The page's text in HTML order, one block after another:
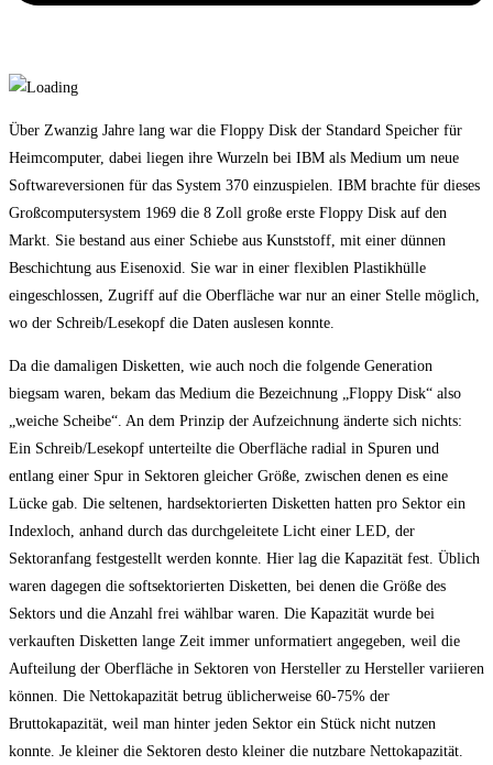
Über Zwanzig Jahre lang war die Floppy Disk der Standard Speicher für
Heimcomputer, dabei liegen ihre Wurzeln bei IBM als Medium um neue
Softwareversionen für das System 370 einzuspielen. IBM brachte für dieses
Großcomputersystem 1969 die 8 Zoll große erste Floppy Disk auf den
Markt. Sie bestand aus einer Schiebe aus Kunststoff, mit einer dünnen
Beschichtung aus Eisenoxid. Sie war in einer flexiblen Plastikhülle
eingeschlossen, Zugriff auf die Oberfläche war nur an einer Stelle möglich,
wo der Schreib/Lesekopf die Daten auslesen konnte.
Da die damaligen Disketten, wie auch noch die folgende Generation
biegsam waren, bekam das Medium die Bezeichnung „Floppy Disk“ also
„weiche Scheibe“. An dem Prinzip der Aufzeichnung änderte sich nichts:
Ein Schreib/Lesekopf unterteilte die Oberfläche radial in Spuren und
entlang einer Spur in Sektoren gleicher Größe, zwischen denen es eine
Lücke gab. Die seltenen, hardsektorierten Disketten hatten pro Sektor ein
Indexloch, anhand durch das durchgeleitete Licht einer LED, der
Sektoranfang festgestellt werden konnte. Hier lag die Kapazität fest. Üblich
waren dagegen die softsektorierten Disketten, bei denen die Größe des
Sektors und die Anzahl frei wählbar waren. Die Kapazität wurde bei
verkauften Disketten lange Zeit immer unformatiert angegeben, weil die
Aufteilung der Oberfläche in Sektoren von Hersteller zu Hersteller variieren
können. Die Nettokapazität betrug üblicherweise 60-75% der
Bruttokapazität, weil man hinter jeden Sektor ein Stück nicht nutzen
konnte. Je kleiner die Sektoren desto kleiner die nutzbare Nettokapazität.